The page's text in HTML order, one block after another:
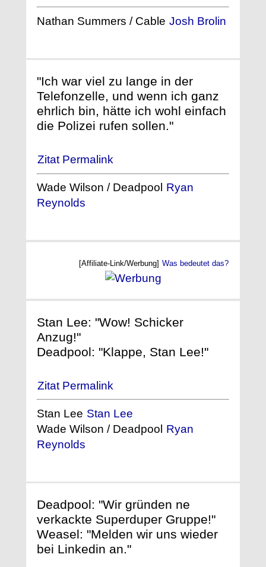
Nathan Summers / Cable Josh Brolin
"Ich war viel zu lange in der
Telefonzelle, und wenn ich ganz
ehrlich bin, hätte ich wohl einfach
die Polizei rufen sollen."
Zitat Permalink
Wade Wilson / Deadpool Ryan
Reynolds
[Affiliate-Link/Werbung] Was bedeutet das?
Stan Lee: "Wow! Schicker
Anzug!"
Deadpool: "Klappe, Stan Lee!"
Zitat Permalink
Stan Lee Stan Lee
Wade Wilson / Deadpool Ryan
Reynolds
Deadpool: "Wir gründen ne
verkackte Superduper Gruppe!"
Weasel: "Melden wir uns wieder
bei Linkedin an."